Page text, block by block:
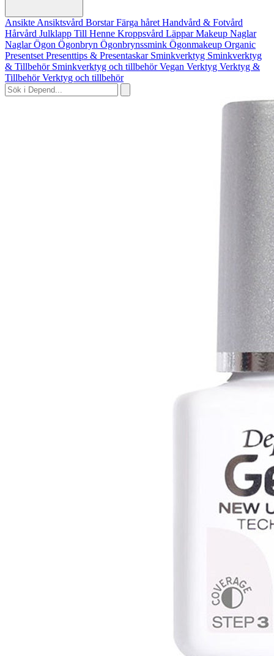
Ansikte Ansiktsvård BorstarFärga håret Handvård & Fotvård
Hårvård Julklapp Till Henne Kroppsvård LäpparMakeup Naglar
NaglarÖgon Ögonbryn Ögonbrynssmink Ögonmakeup Organic
Presentset Presenttips & Presentaskar Sminkverktyg Sminkverktyg
& Tillbehör Sminkverktyg och tillbehörVegan Verktyg Verktyg &
TillbehörVerktyg och tillbehör